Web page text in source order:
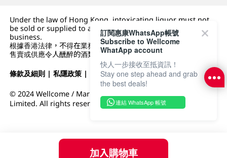
加入購物車
Under the law of Hong Kong, intoxicating liquor must not
be sold or supplied to a minor (under 18) in the course of
business.
根據香港法律，不得在業務過程中，向未成年人 (18 歲以下人士)
售賣或供應令人醺醉的酒類。
條款及細則 |私隱政策 | DFI零售集團
© 2024 Wellcome / Market Place. The Dairy Farm Company
Limited. All rights reserved.
訂閱惠康WhatsApp帳號
Subscribe to Wellcome
WhatApp account
快人一步接收至抵資訊！
Stay one step ahead and grab
the best deals!
連結 WhatsApp 帳號